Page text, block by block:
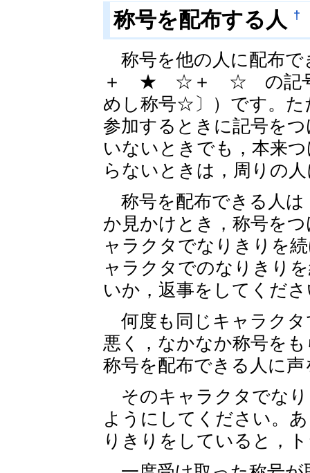
称号を配布する人 †
称号を他の人に配布
＋ ★ ☆＋ ☆ の記号が
めし称号☆〕）です。た
参加するときに記号を
いないときでも，本来
らないときは，周りの
称号を配布できる人は
か見かけとき，称号を
ャラクタでなりきりを
ャラクタでのなりきり
いか，返事をしてくだ
何度も同じキャラク
悪く，なかなか称号を
称号を配布できる人に
そのキャラクタでな
ようにしてください。
りきりをしていると，